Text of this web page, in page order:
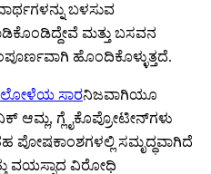
ಬಳಸುವ
ಮತ್ತು ಬಸವನ
ಹೊಂದಿಕೊಳ್ಳುತ್ತದೆ.
ಸಾರನಿಜವಾಗಿಯೂ
ಆಮ್ಲ, ಗ್ಲೈಕೊಪ್ರೋಟೀನ್‌ಗಳು
ಪೋಷಕಾಂಶಗಳಲ್ಲಿ ಸಮೃದ್ಧವಾಗಿದೆ
ವಯಸ್ಸಾದ ವಿರೋಧಿ